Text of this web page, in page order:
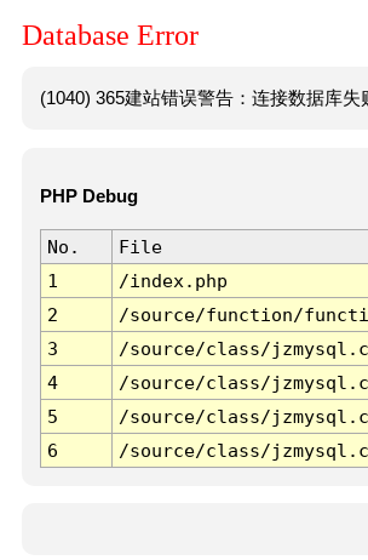
Database Error
(1040) 365建站错误警告：连接数据库
PHP Debug
No. File
1
/index.php
2
/source/function/
3
/source/class/
4
/source/class/
5
/source/class/
6
/source/class/